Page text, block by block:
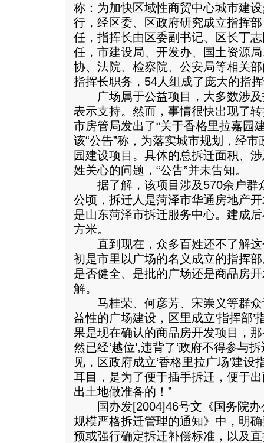
称：为加快区域性商贸中心城市建
行，经区委、区政府研究成立指挥
任，指挥长由区委副书记、区长丁
任，市建设局、开发办、国土资源
协、法院、检察院、公安局等相关
指挥长职务，54人组成了庞大的指
广场属于公益项目，大多数涉及
表示支持。然而，事情很快出现了
市房管局发出了“关于香格里拉嘉园
该“公告”称，为落实城市规划，经
园建设项目。具体的总拆迁面积、
姓关心的问题，“公告”并未告知。
据了解，该项目涉及570余户群
公顷，拆迁人是菏泽市华通房地产
是山东菏泽市拆迁服务中心。建成
方米。
直到现在，众多百姓还不了解这
初是市里以广场的名义成立的指挥
是否健全、是批的广场还是商品房
解。
马桂荣、何彦芳、宋崇义等群众
益性的广场建设，区里成立‘指挥部
果是现在确认的商品房开发项目，
然已经‘越位’,违背了‘政府不得参与
见，区政府成立‘香格里拉广场’建
耳目，是为了便于插手拆迁，便于
出土地做准备的！”
国办发[2004]46号文《国务院办
规模严格拆迁管理的通知》中，明
预或强行确定拆迁补偿标准，以及